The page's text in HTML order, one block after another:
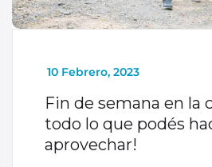
_
10 Febrero, 2023
Fin de semana en la
todo lo que podés
aprovechar!